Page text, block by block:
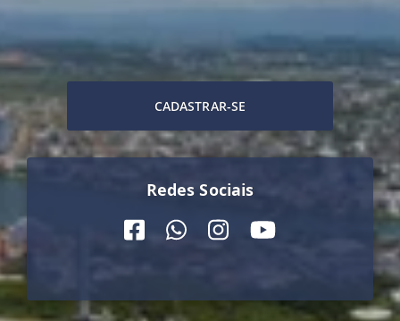
CADASTRAR-SE
Redes Sociais